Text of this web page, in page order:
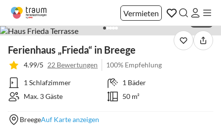
Vermieten
Ferienhaus „Frieda“ in Breege
4.99/5 22 Bewertungen 100% Empfehlung
1 Schlafzimmer
1 Bäder
Max. 3 Gäste
50 m²
BreegeAuf Karte anzeigen